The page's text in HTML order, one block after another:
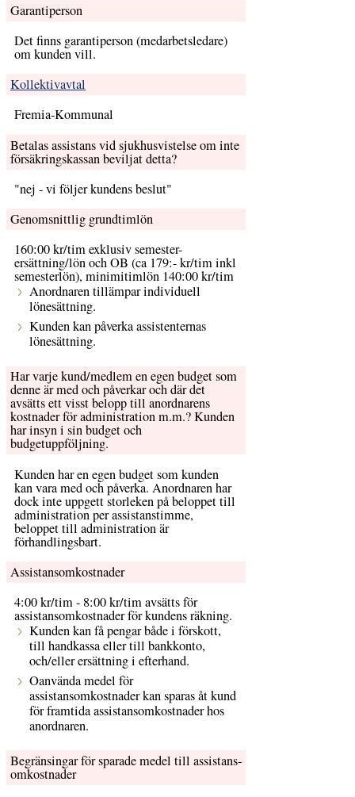
Garantiperson
Det finns garantiperson (medarbetsledare)
om kunden vill.
Kollektivavtal
Fremia-Kommunal
Betalas assistans vid sjukhusvistelse om inte
försäkringskassan beviljat detta?
"nej - vi följer kundens beslut"
Genomsnittlig grundtimlön
160:00 kr/tim exklusiv semester-
ersättning/lön och OB (ca 179:- kr/tim inkl
semesterlön), minimitimlön 140:00 kr/tim
Anordnaren tillämpar individuell
lönesättning.
Kunden kan påverka assistenternas
lönesättning.
Har varje kund/medlem en egen budget som
denne är med och påverkar och där det
avsätts ett visst belopp till anordnarens
kostnader för administration m.m.? Kunden
har insyn i sin budget och
budgetuppföljning.
Kunden har en egen budget som kunden
kan vara med och påverka. Anordnaren har
dock inte uppgett storleken på beloppet till
administration per assistanstimme,
beloppet till administration är
förhandlingsbart.
Assistans­omkostnader
4:00 kr/tim - 8:00 kr/tim avsätts för
assistansomkostnader för kundens räkning.
Kunden kan få pengar både i förskott,
till handkassa eller till bankkonto,
och/eller ersättning i efterhand.
Oanvända medel för
assistansomkostnader kan sparas åt kund
för framtida assistansomkostnader hos
anordnaren.
Begränsingar för sparade medel till assistans­
omkostnader